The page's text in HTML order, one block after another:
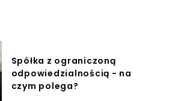
"Borkosia" ze wskazaniem: Marcin
Instytut Medyczny, Oddział
Medycznej - czytamy we wpisie
przedstawicieli SOP. Do zdarzenia
doszło w minioną środę około
Radzymińskiej w Warszawie.
medycznego zderzył się z
Mężczyzna trafił do szpitala
Spółka z ograniczoną
odpowiedzialnością - na
czym polega?